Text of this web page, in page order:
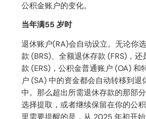
公积金账户的变化。
当年满55 岁时
退休账户(RA)会自动设立。无论你
款 (BRS)、全额退休存款 (FRS)，
款 (ERS)，公积金普通账户 (OA) 和
户 (SA) 中的资金都会自动转移到退
中。那么超出所需退休存款的那部
选择提取，或者继续保留在你的公
里需要提醒的是，从 2025 年初开